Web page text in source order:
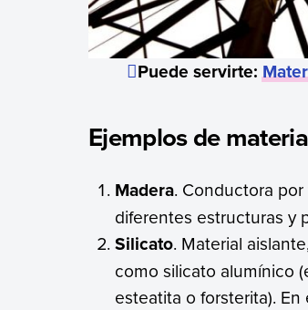
Puede servirte:
Ejemplos de
Madera. Conductora
diferentes estructuras y
Silicato. Material
como silicato alumínico
esteatita o forsterita).